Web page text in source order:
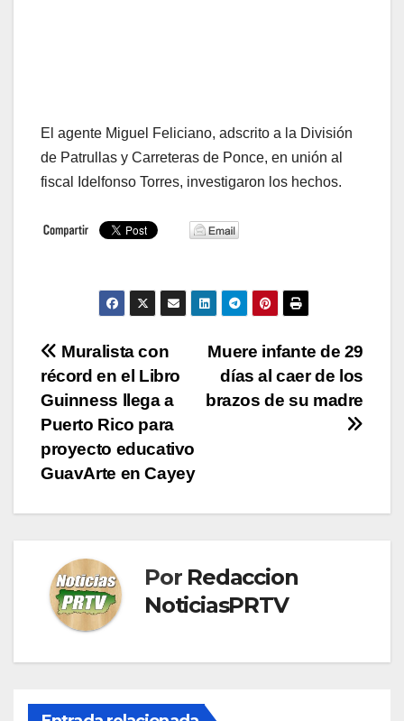
El agente Miguel Feliciano, adscrito a la División
de Patrullas y Carreteras de Ponce, en unión al
fiscal Idelfonso Torres, investigaron los hechos.
Navegación
de
entradas
Muere infante de 29
días al caer de los
brazos de su madre
Muralista con
récord en el Libro
Guinness llega a
Puerto Rico para
proyecto educativo
GuavArte en Cayey
Por Redaccion
NoticiasPRTV